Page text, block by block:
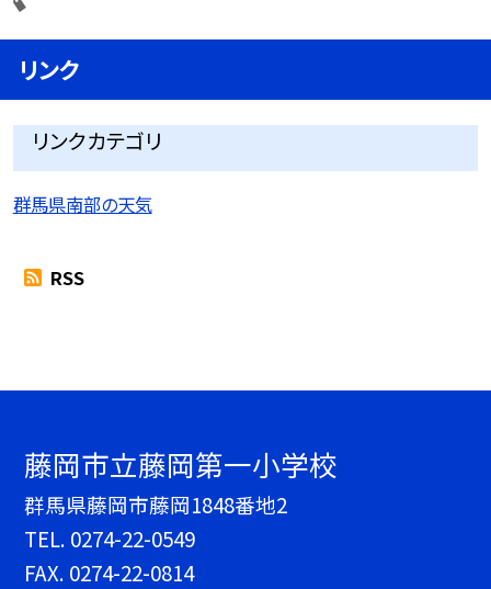
リンク
リンクカテゴリ
群馬県南部の天気
RSS
藤岡市立藤岡第一小学校
群馬県藤岡市藤岡1848番地2
TEL. 0274-22-0549
FAX. 0274-22-0814